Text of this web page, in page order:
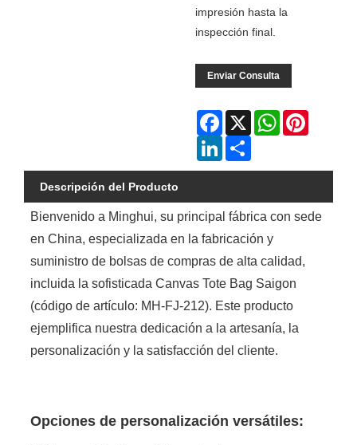
impresión hasta la
inspección final.
Enviar Consulta
Facebook
X WhatsApp
LinkedIn
Descripción del Producto
Bienvenido a Minghui, su principal fábrica con sede
en China, especializada en la fabricación y
suministro de bolsas de compras de alta calidad,
incluida la sofisticada Canvas Tote Bag Saigon
(código de artículo: MH-FJ-212). Este producto
ejemplifica nuestra dedicación a la artesanía, la
personalización y la satisfacción del cliente.
Opciones de personalización versátiles: